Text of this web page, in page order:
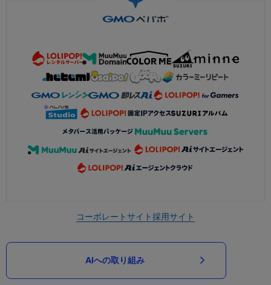
コーポレートサイト採用サイト
AIへの取り組み